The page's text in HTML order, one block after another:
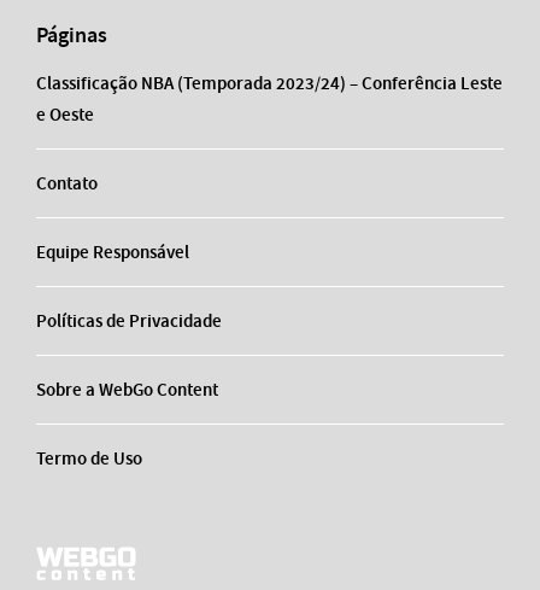
Páginas
Classificação NBA (Temporada 2023/24) – Conferência Leste
e Oeste
Contato
Equipe Responsável
Políticas de Privacidade
Sobre a WebGo Content
Termo de Uso